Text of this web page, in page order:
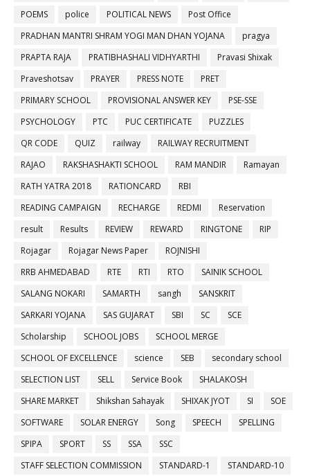
POEMS
police POLITICAL NEWS
Post Office
PRADHAN MANTRI SHRAM YOGI MAN DHAN YOJANA
pragya
PRAPTA RAJA
PRATIBHASHALI VIDHYARTHI
Pravasi Shixak
Praveshotsav
PRAYER PRESS NOTE
PRET
PRIMARY SCHOOL
PROVISIONAL ANSWER KEY
PSE-SSE
PSYCHOLOGY
PTC PUC CERTIFICATE
PUZZLES
QR CODE
QUIZ railway
RAILWAY RECRUITMENT
RAJAO
RAKSHASHAKTI SCHOOL RAM MANDIR
Ramayan
RATH YATRA 2018
RATIONCARD
RBI
READING CAMPAIGN
RECHARGE REDMI
Reservation
result
Results REVIEW REWARD RINGTONE
RIP
Rojagar
Rojagar News Paper
ROJNISHI
RRB AHMEDABAD
RTE RTI RTO
SAINIK SCHOOL
SALANG NOKARI
SAMARTH sangh
SANSKRIT
SARKARI YOJANA
SAS GUJARAT SBI SC
SCE
Scholarship
SCHOOL JOBS
SCHOOL MERGE
SCHOOL OF EXCELLENCE
science SEB
secondary school
SELECTION LIST
SELL Service Book
SHALAKOSH
SHARE MARKET
Shikshan Sahayak SHIXAK JYOT SI
SOE
SOFTWARE
SOLAR ENERGY Song SPEECH
SPELLING
SPIPA
SPORT SS SSA
SSC
STAFF SELECTION COMMISSION
STANDARD-1
STANDARD-10